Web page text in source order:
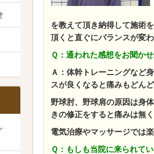
を教えて頂き納得して施術
頂くと直ぐにバランスが変
Ｑ：通われた感想をお聞か
Ａ：体幹トレーニングなど
スが良くなると痛みもどん
野球肘、野球肩の原因は身
きの修正をすると痛みは無く
電気治療やマッサージでは
Ｑ：もしも当院に来られて